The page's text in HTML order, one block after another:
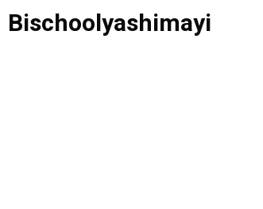
Saltar
alBischoolyashimayi